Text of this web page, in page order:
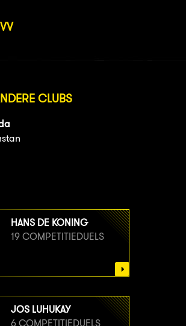
CLUBS
HANS DE KONING
19 COMPETITIEDUELS
JOS LUHUKAY
6 COMPETITIEDUELS